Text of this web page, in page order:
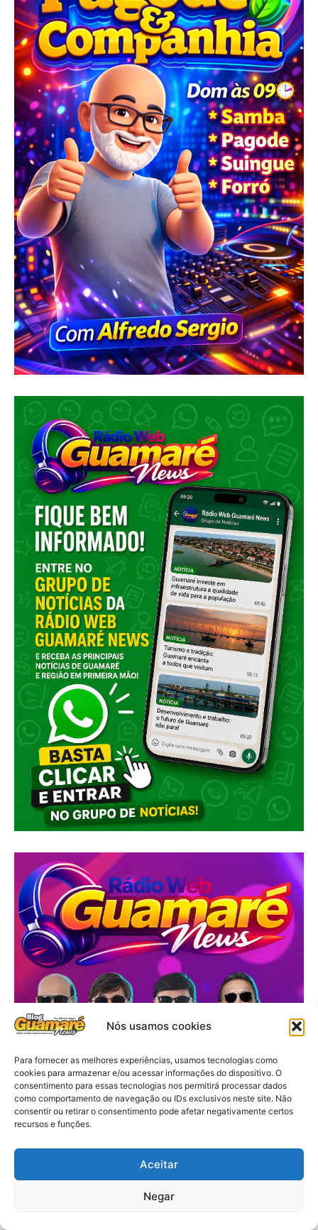
Nós usamos cookies
Para fornecer as melhores experiências, usamos tecnologias como
cookies para armazenar e/ou acessar informações do dispositivo. O
consentimento para essas tecnologias nos permitirá processar dados
como comportamento de navegação ou IDs exclusivos neste site. Não
consentir ou retirar o consentimento pode afetar negativamente certos
recursos e funções.
Aceitar
Negar